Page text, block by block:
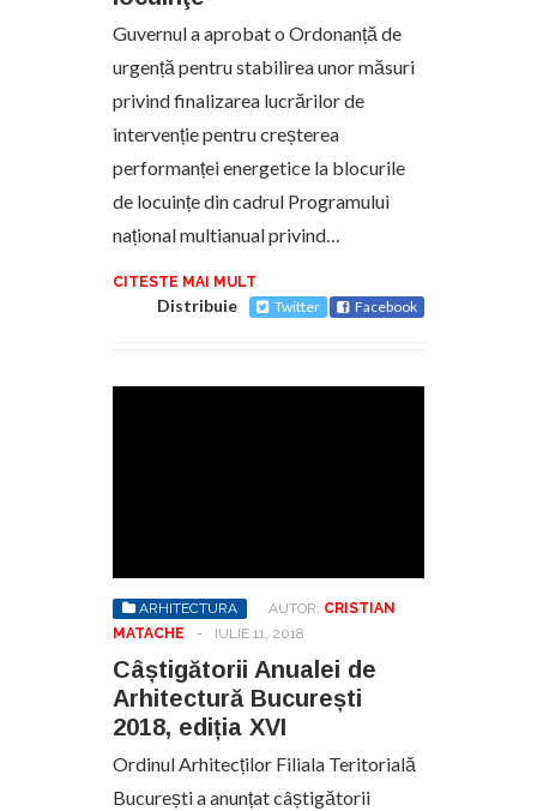
Guvernul a aprobat o Ordonanță de
urgență pentru stabilirea unor măsuri
privind finalizarea lucrărilor de
intervenție pentru creșterea
performanței energetice la blocurile
de locuințe din cadrul Programului
național multianual privind…
CITESTE MAI MULT
Distribuie Twitter Facebook
ARHITECTURA AUTOR: CRISTIAN
MATACHE
- IULIE 11, 2018
Câștigătorii Anualei de
Arhitectură București
2018, ediția XVI
Ordinul Arhitecților Filiala Teritorială
București a anunțat câștigătorii